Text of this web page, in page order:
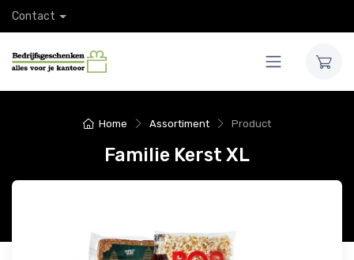
Contact
Home Assortiment Product
Familie Kerst XL